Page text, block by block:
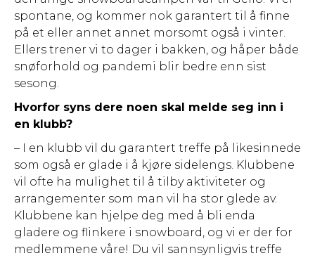
spontane, og kommer nok garantert til å finne
på et eller annet annet morsomt også i vinter.
Ellers trener vi to dager i bakken, og håper både
snøforhold og pandemi blir bedre enn sist
sesong.
Hvorfor syns dere noen skal melde seg inn i
en klubb?
– I en klubb vil du garantert treffe på likesinnede
som også er glade i å kjøre sidelengs. Klubbene
vil ofte ha mulighet til å tilby aktiviteter og
arrangementer som man vil ha stor glede av.
Klubbene kan hjelpe deg med å bli enda
gladere og flinkere i snowboard, og vi er der for
medlemmene våre! Du vil sannsynligvis treffe